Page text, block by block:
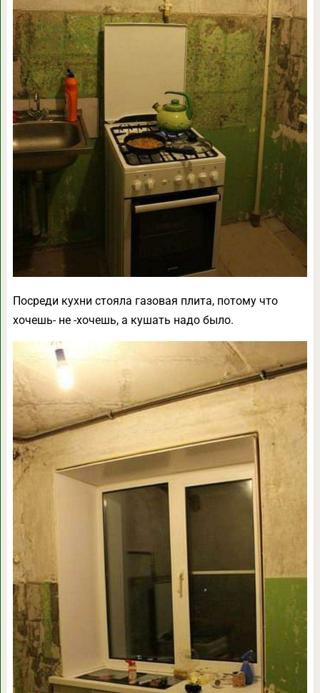
Посреди кухни стояла газовая плита, потому что
хочешь- не -хочешь, а кушать надо было.